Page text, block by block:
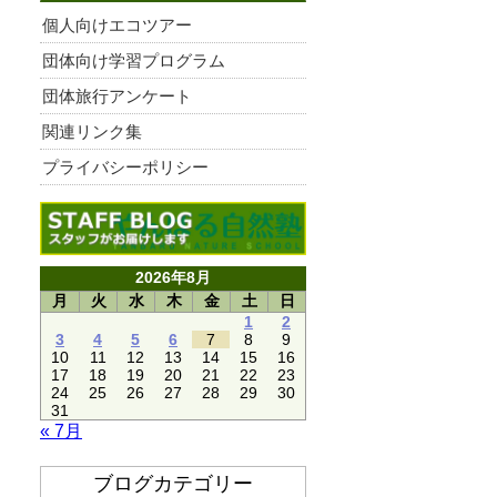
個人向けエコツアー
団体向け学習プログラム
団体旅行アンケート
関連リンク集
プライバシーポリシー
2026年8月
月
火 水 木 金 土
日
1
2
3
4 5 6 7 8
9
10
11 12 13 14 15
16
17
18 19 20 21 22
23
24
25 26 27 28 29
30
31
« 7月
ブログカテゴリー